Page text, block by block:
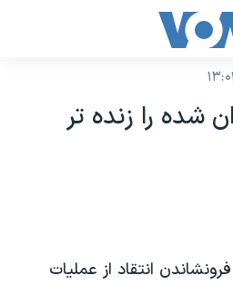
شده را زنده تر
انتقاد از عمليات